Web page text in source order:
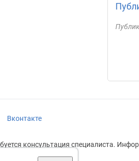
Вконтакте
консультация специалиста.